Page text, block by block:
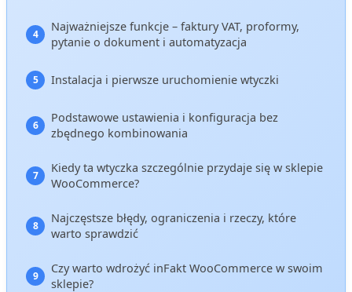
Najważniejsze funkcje – faktury VAT, proformy,
pytanie o dokument i automatyzacja
Instalacja i pierwsze uruchomienie wtyczki
Podstawowe ustawienia i konfiguracja bez
zbędnego kombinowania
Kiedy ta wtyczka szczególnie przydaje się w sklepie
WooCommerce?
Najczęstsze błędy, ograniczenia i rzeczy, które
warto sprawdzić
Czy warto wdrożyć inFakt WooCommerce w swoim
sklepie?